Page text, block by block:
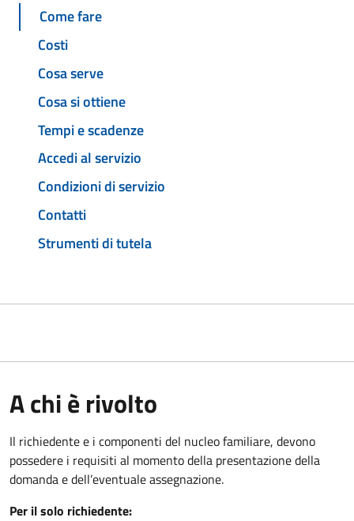
Come fare
Costi
Cosa serve
Cosa si ottiene
Tempi e scadenze
Accedi al servizio
Condizioni di servizio
Contatti
Strumenti di tutela
A chi è rivolto
Il richiedente e i componenti del nucleo familiare, devono
possedere i requisiti al momento della presentazione della
domanda e dell’eventuale assegnazione.
Per il solo richiedente: